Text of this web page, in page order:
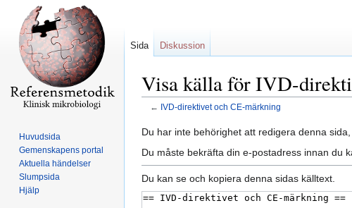
Visa källa för IVD-
← IVD-direktivet och CE-märkning
Hoppa
till
Hoppa
till
Du har inte behörighet att redigera denna
Du måste bekräfta din e-postadress innan du
Du kan se och kopiera denna sidas källtext.
Sida Diskussion
Huvudsida
Gemenskapens portal
Aktuella händelser
Slumpsida
Hjälp